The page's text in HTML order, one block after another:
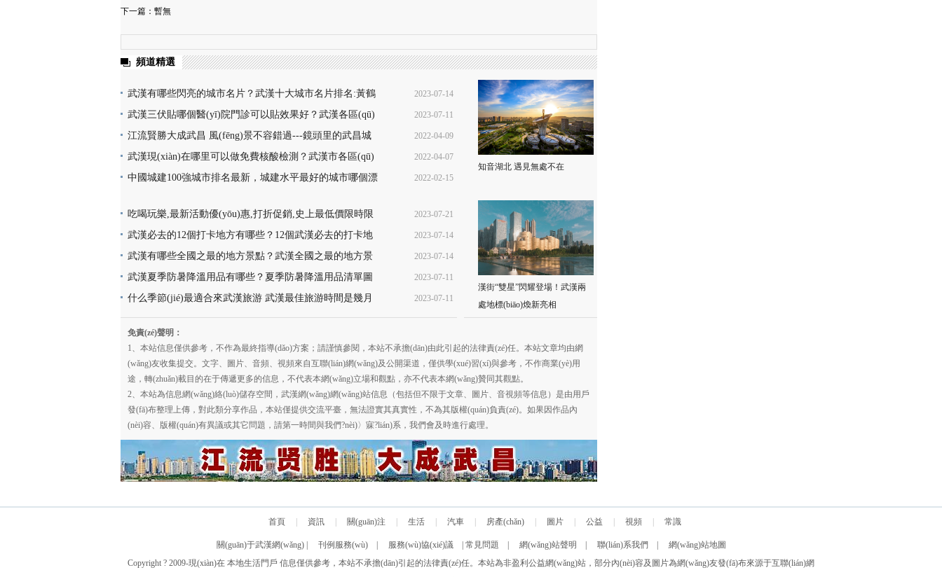
下一篇：暫無
頻道精選
武漢有哪些閃亮的城市名片？武漢十大城市名片排名:黃鶴
樓熱干面無人不知無人不曉
2023-07-14
16:39:53
武漢三伏貼哪個醫(yī)院門診可以貼效果好？武漢各區(qū)
三伏貼醫(yī)院門診名單地址(就診時間+門診地點+價格查
詢+預(yù)
2023-07-11
10:28:55
江流賢勝大成武昌 風(fēng)景不容錯過---鏡頭里的武昌城
市照片,韻味十足又充滿活力
2022-04-09
22:02:37
武漢現(xiàn)在哪里可以做免費核酸檢測？武漢市各區(qū)
免費核酸檢測地點位置咨詢電話及時間(部分24小時檢測)
2022-04-07
08:49:49
中國城建100強城市排名最新，城建水平最好的城市哪個漂
2022-02-15
吃喝玩樂,最新活動優(yōu)惠,打折促銷,史上最低價限時限
量購買,天天更新,超省錢,快來搶購!
2023-07-21
17:29:21
武漢必去的12個打卡地方有哪些？12個武漢必去的打卡地
地址推薦
2023-07-14
16:45:33
武漢有哪些全國之最的地方景點？武漢全國之最的地方景
點名稱介紹及圖片大全欣賞
2023-07-14
16:43:00
武漢夏季防暑降溫用品有哪些？夏季防暑降溫用品清單圖
片
2023-07-11
11:33:13
什么季節(jié)最適合來武漢旅游 武漢最佳旅游時間是幾月
份到幾月份
2023-07-11
11:27:15
知音湖北 遇見無處不在
漢街“雙星”閃耀登場！武漢兩
處地標(biāo)煥新亮相
免責(zé)聲明：
1、本站信息僅供參考，不作為最終指導(dǎo)方案；請謹慎參閱，本站不承擔(dān)由此引起的法律責(zé)任。本站文章均由網
(wǎng)友收集提交。文字、圖片、音頻、視頻來自互聯(lián)網(wǎng)及公開渠道，僅供學(xué)習(xí)與參考，不作商業(yè)用
途，轉(zhuǎn)載目的在于傳遞更多的信息，不代表本網(wǎng)立場和觀點，亦不代表本網(wǎng)贊同其觀點。
2、本站為信息網(wǎng)絡(luò)儲存空間，武漢網(wǎng)網(wǎng)站信息（包括但不限于文章、圖片、音視頻等信息）是由用戶
發(fā)布整理上傳，對此類分享作品，本站僅提供交流平臺，無法證實其真實性，不為其版權(quán)負責(zé)。如果因作品內
(nèi)容、版權(quán)有異議或其它問題，請第一時間與我們?nèi)〉寐?lián)系，我們會及時進行處理。
首頁 資訊 關(guān)注 生活 汽車 房產(chǎn) 圖片 公益 視頻 常識
關(guān)于武漢網(wǎng)| 刊例服務(wù)| 服務(wù)協(xié)議| 常見問題 網(wǎng)站聲明 聯(lián)系我們
網(wǎng)站地圖
Copyright ? 2009-現(xiàn)在 本地生活門戶 信息僅供參考，本站不承擔(dān)引起的法律責(zé)任。本站為非盈利公益網(wǎng)站，部分內(nèi)容及圖片為網(wǎng)友發(fā)布來源于互聯(lián)網